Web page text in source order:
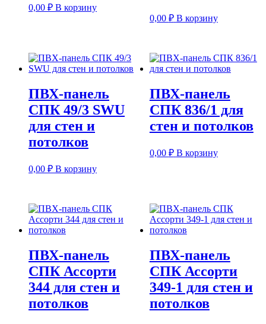
0,00 ₽ В корзину
0,00 ₽ В корзину
ПВХ-панель
СПК 49/3 SWU
для стен и
потолков
0,00 ₽ В корзину
ПВХ-панель
СПК 836/1 для
стен и потолков
0,00 ₽ В корзину
ПВХ-панель
СПК Ассорти
344 для стен и
потолков
ПВХ-панель
СПК Ассорти
349-1 для стен и
потолков